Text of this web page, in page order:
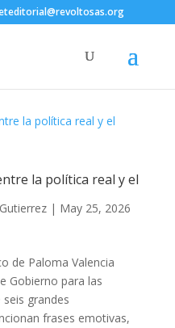
la política real y el
| May 25, 2026
de Paloma Valencia
Gobierno para las
grandes
frases emotivas,